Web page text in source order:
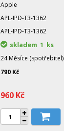
Apple
APL-IPD-T3-1362
APL-IPD-T3-1362
skladem 1 ks
24 Měsíce (spotřebitel)
790 Kč
960 Kč